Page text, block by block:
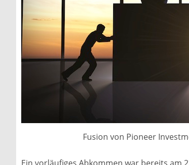
Fusion von Pioneer